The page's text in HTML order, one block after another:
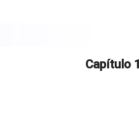
Capítulo 1